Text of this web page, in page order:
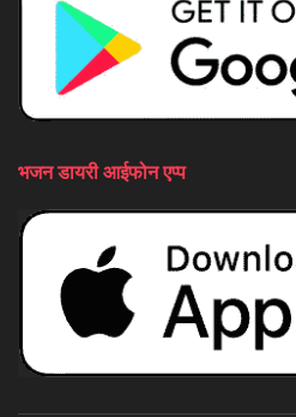
भजन डायरी आईफोन एप्प